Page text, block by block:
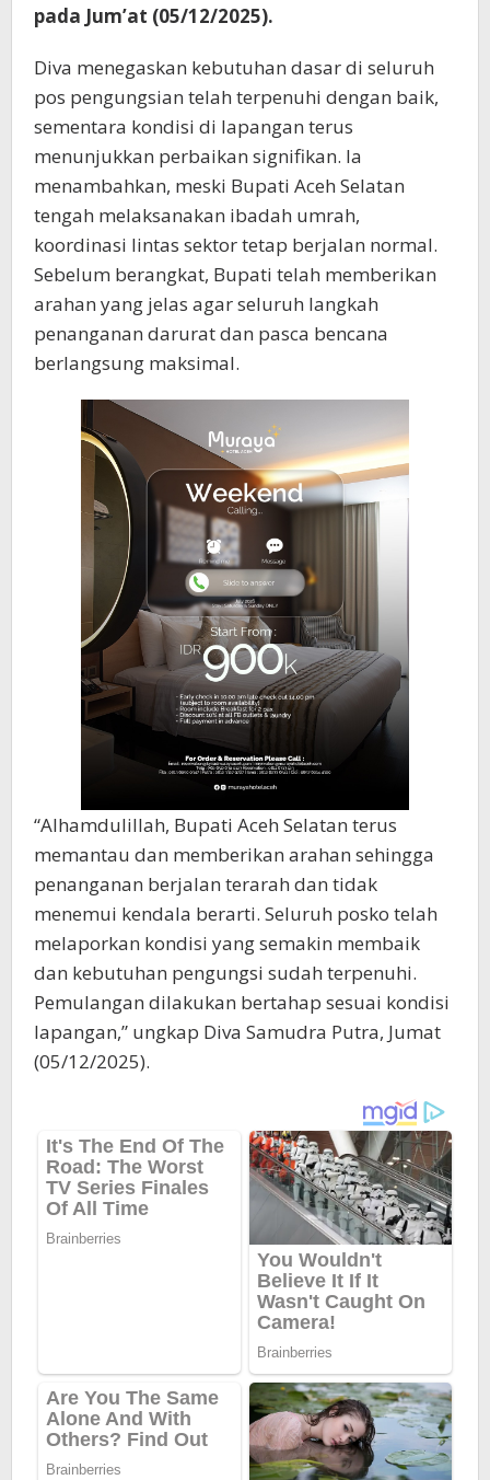
pada Jum’at (05/12/2025).
Diva menegaskan kebutuhan dasar di seluruh
pos pengungsian telah terpenuhi dengan baik,
sementara kondisi di lapangan terus
menunjukkan perbaikan signifikan. Ia
menambahkan, meski Bupati Aceh Selatan
tengah melaksanakan ibadah umrah,
koordinasi lintas sektor tetap berjalan normal.
Sebelum berangkat, Bupati telah memberikan
arahan yang jelas agar seluruh langkah
penanganan darurat dan pasca bencana
berlangsung maksimal.
“Alhamdulillah, Bupati Aceh Selatan terus
memantau dan memberikan arahan sehingga
penanganan berjalan terarah dan tidak
menemui kendala berarti. Seluruh posko telah
melaporkan kondisi yang semakin membaik
dan kebutuhan pengungsi sudah terpenuhi.
Pemulangan dilakukan bertahap sesuai kondisi
lapangan,” ungkap Diva Samudra Putra, Jumat
(05/12/2025).